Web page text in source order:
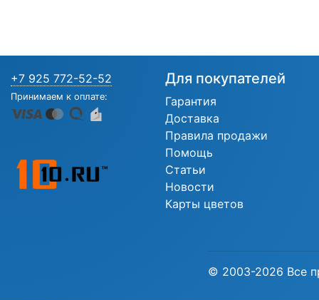
+7 925 772-52-52
Принимаем к оплате:
Для покупателей
Гарантия
Доставка
Правила продажи
Помощь
Статьи
Новости
Карты цветов
© 2003-2026 Все